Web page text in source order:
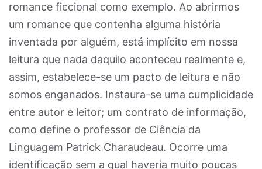
romance ficcional como exemplo. Ao abrirmos
um romance que contenha alguma história
inventada por alguém, está implícito em nossa
leitura que nada daquilo aconteceu realmente e,
assim, estabelece-se um pacto de leitura e não
somos enganados. Instaura-se uma cumplicidade
entre autor e leitor; um contrato de informação,
como define o professor de Ciência da
Linguagem Patrick Charaudeau. Ocorre uma
identificação sem a qual haveria muito poucas